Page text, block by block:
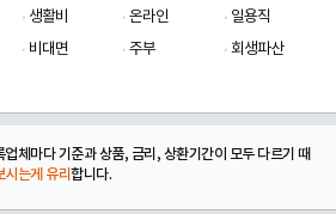
생활비 온라인
일용직
비대면 주부
회생파산
체마다 기준과 상품, 금리, 상환기간이 모두 다르기 때
는게 유리합니다.